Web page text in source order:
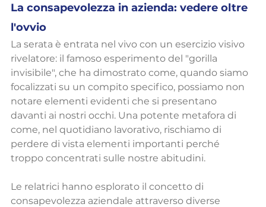
La consapevolezza in azienda: vedere oltre
l'ovvio
La serata è entrata nel vivo con un esercizio visivo
rivelatore: il famoso esperimento del "gorilla
invisibile", che ha dimostrato come, quando siamo
focalizzati su un compito specifico, possiamo non
notare elementi evidenti che si presentano
davanti ai nostri occhi. Una potente metafora di
come, nel quotidiano lavorativo, rischiamo di
perdere di vista elementi importanti perché
troppo concentrati sulle nostre abitudini.
Le relatrici hanno esplorato il concetto di
consapevolezza aziendale attraverso diverse